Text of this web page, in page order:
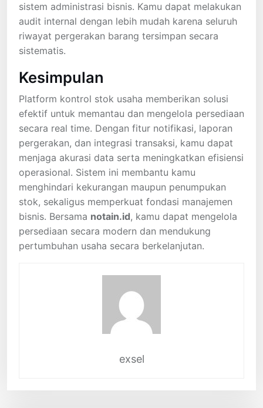
sistem administrasi bisnis. Kamu dapat melakukan
audit internal dengan lebih mudah karena seluruh
riwayat pergerakan barang tersimpan secara
sistematis.
Kesimpulan
Platform kontrol stok usaha memberikan solusi
efektif untuk memantau dan mengelola persediaan
secara real time. Dengan fitur notifikasi, laporan
pergerakan, dan integrasi transaksi, kamu dapat
menjaga akurasi data serta meningkatkan efisiensi
operasional. Sistem ini membantu kamu
menghindari kekurangan maupun penumpukan
stok, sekaligus memperkuat fondasi manajemen
bisnis. Bersama notain.id, kamu dapat mengelola
persediaan secara modern dan mendukung
pertumbuhan usaha secara berkelanjutan.
exsel